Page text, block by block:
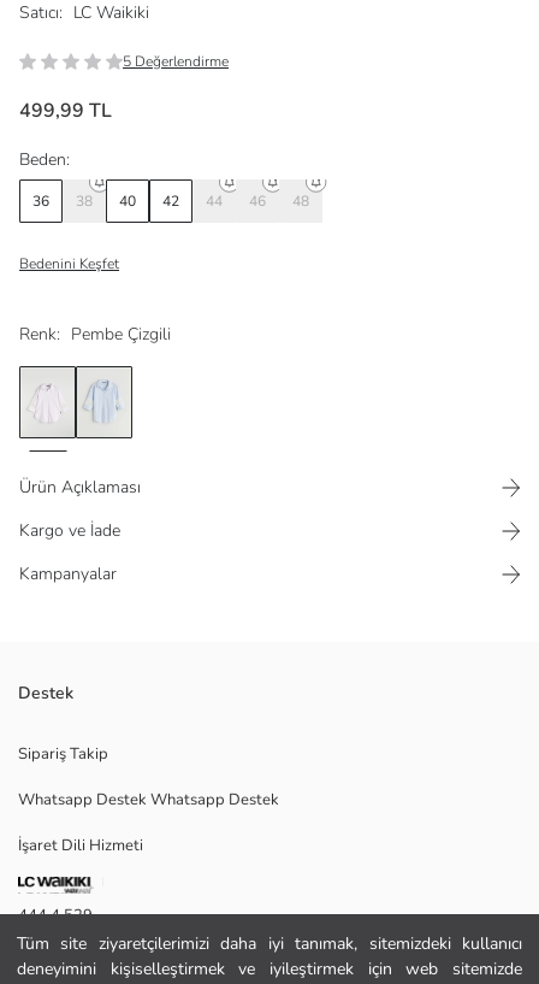
Tüm site ziyaretçilerimizi daha iyi tanımak, sitemizdeki kullanıcı
deneyimini kişiselleştirmek ve iyileştirmek için web sitemizde
Satıcı: LC Waikiki
5 Değerlendirme
499,99 TL
Renk: Pembe Çizgili
Beden:
36 38 40 42 44 46 48
Bedenini Keşfet
Ürün Açıklaması
Kargo ve İade
Kampanyalar
dantel detaylı tasarıma sahiptir.
38
Ana Kumaş:
Destek
Sipariş Takip
Whatsapp Destek Whatsapp Destek
İşaret Dili Hizmeti
444 4 529
İletişim Formu